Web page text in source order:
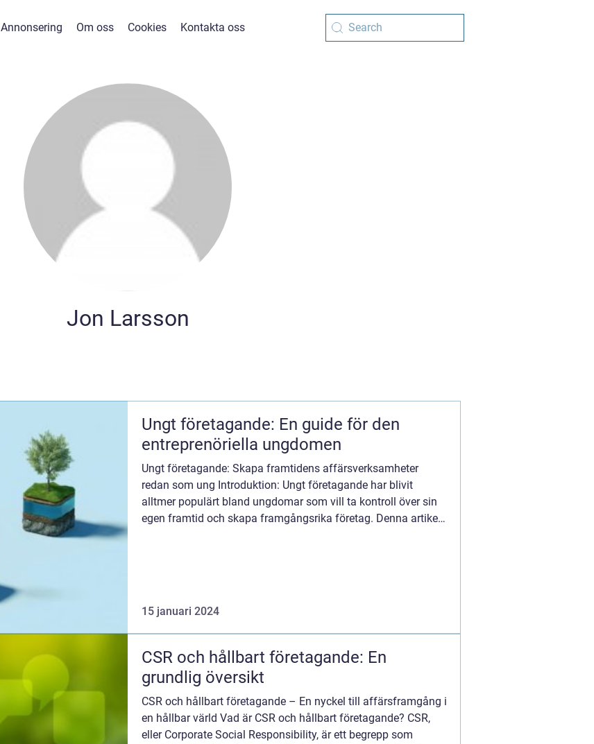
Annonsering Om oss Cookies Kontakta oss
Jon Larsson
Ungt företagande: En guide för den
entreprenöriella ungdomen
Ungt företagande: Skapa framtidens affärsverksamheter
redan som ung Introduktion: Ungt företagande har blivit
alltmer populärt bland ungdomar som vill ta kontroll över sin
egen framtid och skapa framgångsrika företag. Denna artikel
15 januari 2024
CSR och hållbart företagande: En
grundlig översikt
CSR och hållbart företagande – En nyckel till affärsframgång i
en hållbar värld Vad är CSR och hållbart företagande? CSR,
eller Corporate Social Responsibility, är ett begrepp som